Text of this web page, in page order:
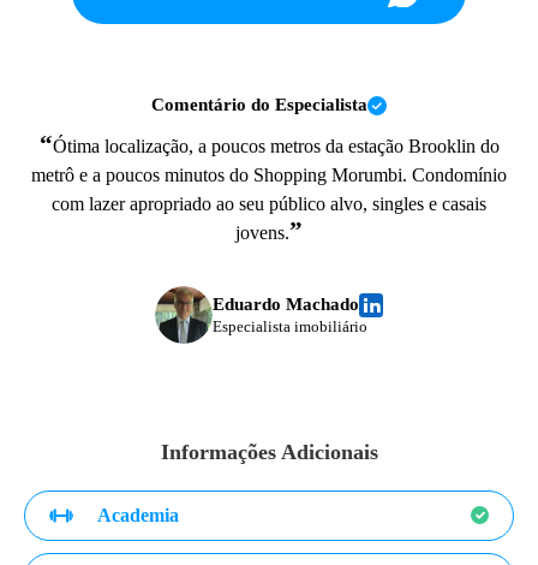
Comentário do Especialista
“Ótima localização, a poucos metros da estação Brooklin do
metrô e a poucos minutos do Shopping Morumbi. Condomínio
com lazer apropriado ao seu público alvo, singles e casais
jovens.”
Eduardo Machado
Especialista imobiliário
Informações Adicionais
Academia